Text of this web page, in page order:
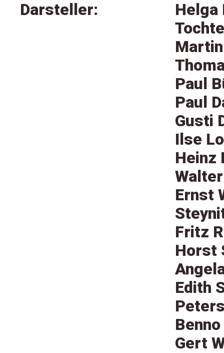
Darsteller:
Helga
Paul
Paul
Gusti
Ilse
Heinz
Ernst
Fritz
Horst
Edith
Gert